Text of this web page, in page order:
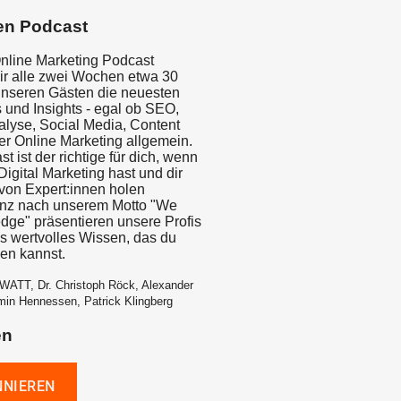
Podcast
Marketing Podcast
alle zwei Wochen etwa 30
Gästen die neuesten
und Insights - egal ob SEO,
Social Media, Content
Online Marketing allgemein.
ist der richtige für dich, wenn
Marketing hast und dir
Expert:innen holen
nach unserem Motto "We
präsentieren unsere Profis
wertvolles Wissen, das du
kannst.
Dr. Christoph Röck, Alexander
Hennessen, Patrick Klingberg